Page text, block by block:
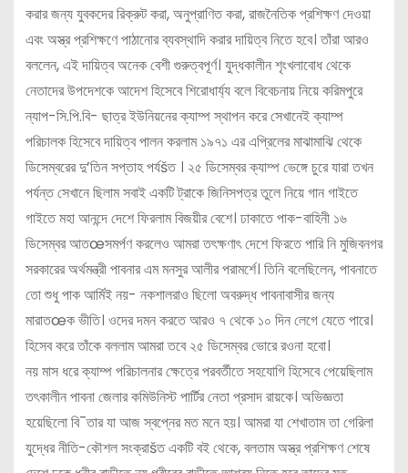
করার জন্য যুবকদের রিক্রুট করা, অনুপ্রাণিত করা, রাজনৈতিক প্রশিক্ষণ দেওয়া
এবং অস্ত্র প্রশিক্ষণে পাঠানোর ব্যবস্থাদি করার দায়িত্ব নিতে হবে। তাঁরা আরও
বললেন, এই দায়িত্ব অনেক বেশী গুরুত্বপূর্ণ। যুদ্ধকালীন শৃংখলাবোধ থেকে
নেতাদের উপদেশকে আদেশ হিসেবে শিরোধার্য্য বলে বিবেচনায় নিয়ে করিমপুরে
ন্যাপ-সি.পি.বি- ছাত্র ইউনিয়নের ক্যাম্প স্থাপন করে সেখানেই ক্যাম্প
পরিচালক হিসেবে দায়িত্ব পালন করলাম ১৯৭১ এর এপ্রিলের মাঝামাঝি থেকে
ডিসেম্বরের দু’তিন সপ্তাহ পর্যšত । ২৫ ডিসেম্বর ক্যাম্প ভেঙ্গে চুরে যারা তখন
পর্যন্ত সেখানে ছিলাম সবাই একটি ট্রাকে জিনিসপত্র তুলে নিয়ে গান গাইতে
গাইতে মহা আনন্দে দেশে ফিরলাম বিজয়ীর বেশে। ঢাকাতে পাক-বাহিনী ১৬
ডিসেম্বর আতœসমর্পণ করলেও আমরা তৎক্ষণাৎ দেশে ফিরতে পারি নি মুজিবনগর
সরকারের অর্থমন্ত্রী পাবনার এম মনসুর আলীর পরামর্শে। তিনি বলেছিলেন, পাবনাতে
তো শুধু পাক আর্মিই নয়- নকশালরাও ছিলো অবরুদ্ধ পাবনাবাসীর জন্য
মারাতœক ভীতি। ওদের দমন করতে আরও ৭ থেকে ১০ দিন লেগে যেতে পারে।
হিসেব করে তাঁকে বললাম আমরা তবে ২৫ ডিসেম্বর ভোরে রওনা হবো।
নয় মাস ধরে ক্যাম্প পরিচালনার ক্ষেত্রে পরবর্তীতে সহযোগি হিসেবে পেয়েছিলাম
তৎকালীন পাবনা জেলার কমিউনিস্ট পার্টির নেতা প্রসাদ রায়কে। অভিজ্ঞতা
হয়েছিলো বি¯তার যা আজ স্বপ্নের মত মনে হয়। আমরা যা শেখাতাম তা গেরিলা
যুদ্ধের নীতি-কৌশল সংক্রাšত একটি বই থেকে, বলতাম অস্ত্র প্রশিক্ষণ শেষে